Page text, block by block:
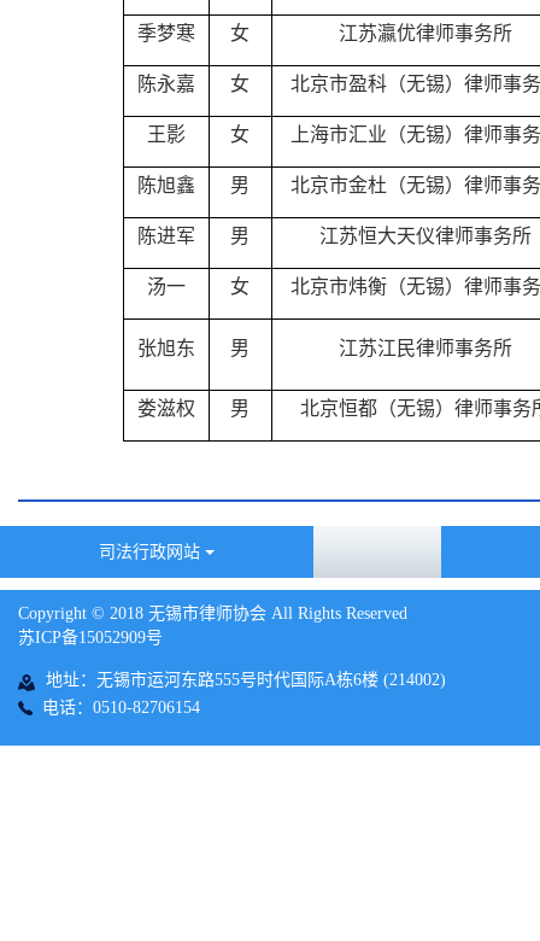
季梦寒 女 江苏瀛优律师事务所
陈永嘉 女 北京市盈科（无锡）律师事
王影 女 上海市汇业（无锡）律师事
陈旭鑫 男 北京市金杜（无锡）律师事
陈进军 男 江苏恒大天仪律师事务所
汤一 女 北京市炜衡（无锡）律师事
张旭东 男 江苏江民律师事务所
娄滋权 男 北京恒都（无锡）律师事务
司法行政网站
Copyright © 2018 无锡市律师协会 All Rights Reserved
苏ICP备15052909号
地址：无锡市运河东路555号时代国际A栋6楼 (214002)
电话：0510-82706154